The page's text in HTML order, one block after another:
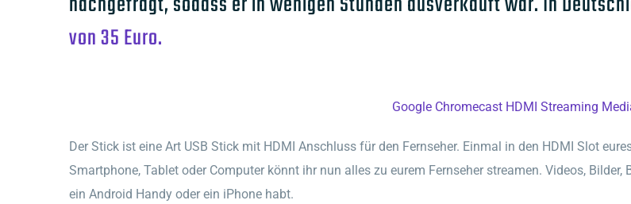
von 35 Euro.
Google Chromecast HDMI Streaming
Der Stick ist eine Art USB Stick mit HDMI Anschluss für den Fernseher. Einmal in den HDMI Slot
Smartphone, Tablet oder Computer könnt ihr nun alles zu eurem Fernseher streamen. Videos,
ein Android Handy oder ein iPhone habt.